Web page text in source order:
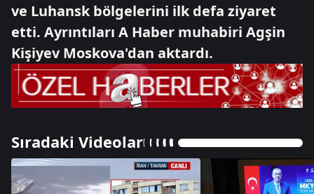
ve Luhansk bölgelerini ilk defa ziyaret
etti. Ayrıntıları A Haber muhabiri Agşin
Kişiyev Moskova'dan aktardı.
Sıradaki Videolar